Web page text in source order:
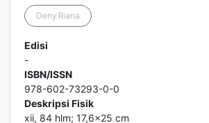
Deny Riana
Edisi
-
ISBN/ISSN
978-602-73293-0-0
Deskripsi Fisik
xii, 84 hlm; 17,6x25 cm